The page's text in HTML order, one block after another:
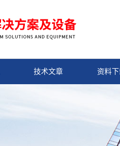
技术文章 资料